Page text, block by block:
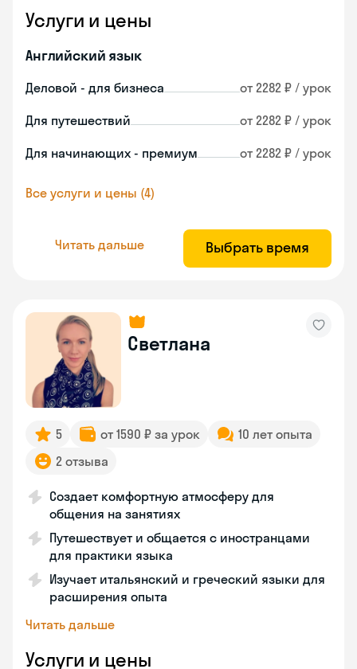
Услуги и цены
Английский язык
Деловой - для бизнеса от 2282 ₽ / урок
Для путешествий от 2282 ₽ / урок
Для начинающих - премиум от 2282 ₽ / урок
Все услуги и цены (4)
Читать дальше Выбрать время
Светлана
5 от 1590 ₽ за урок
10 лет опыта
2 отзыва
Создает комфортную атмосферу для
общения на занятиях
Путешествует и общается с иностранцами
для практики языка
Изучает итальянский и греческий языки для
расширения опыта
Читать дальше
Услуги и цены